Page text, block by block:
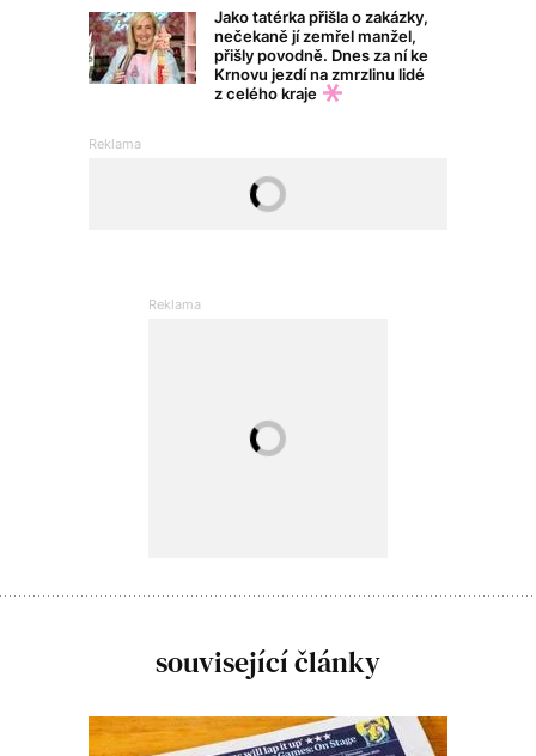
Jako tatérka přišla o zakázky,
nečekaně jí zemřel manžel,
přišly povodně. Dnes za ní ke
Krnovu jezdí na zmrzlinu lidé
z celého kraje
související články